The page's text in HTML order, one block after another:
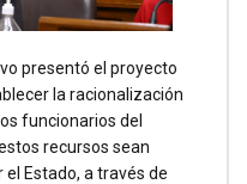
presentó el proyecto
la racionalización
funcionarios del
recursos sean
Estado, a través de